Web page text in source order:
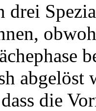
drei
abgelöst
die